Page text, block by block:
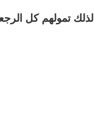
لذلك تمولهم كل